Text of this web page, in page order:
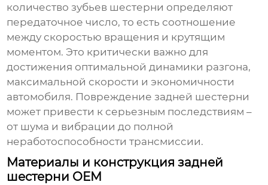
количество зубьев шестерни определяют
передаточное число, то есть соотношение
между скоростью вращения и крутящим
моментом. Это критически важно для
достижения оптимальной динамики разгона,
максимальной скорости и экономичности
автомобиля. Повреждениезадней шестерни
может привести к серьезным последствиям –
от шума и вибрации до полной
неработоспособности трансмиссии.
Материалы и конструкция задней
шестерни OEM